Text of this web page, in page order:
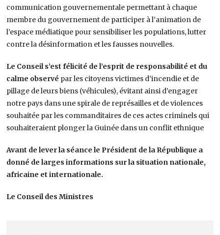
communication gouvernementale permettant à chaque
membre du gouvernement de participer à l’animation de
l’espace médiatique pour sensibiliser les populations, lutter
contre la désinformation et les fausses nouvelles.
Le Conseil s’est félicité de l’esprit de responsabilité et du
calme observé par les citoyens victimes d’incendie et de
pillage de leurs biens (véhicules), évitant ainsi d’engager
notre pays dans une spirale de représailles et de violences
souhaitée par les commanditaires de ces actes criminels qui
souhaiteraient plonger la Guinée dans un conflit ethnique
Avant de lever la séance le Président de la République a
donné de larges informations sur la situation nationale,
africaine et internationale.
Le Conseil des Ministres